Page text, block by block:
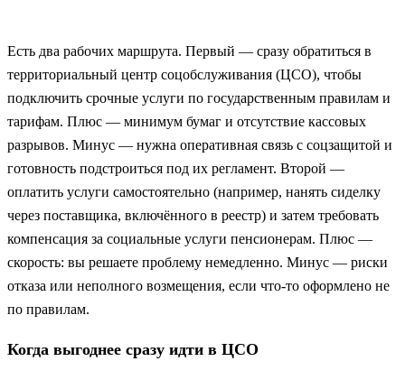
Есть два рабочих маршрута. Первый — сразу обратиться в
территориальный центр соцобслуживания (ЦСО), чтобы
подключить срочные услуги по государственным правилам и
тарифам. Плюс — минимум бумаг и отсутствие кассовых
разрывов. Минус — нужна оперативная связь с соцзащитой и
готовность подстроиться под их регламент. Второй —
оплатить услуги самостоятельно (например, нанять сиделку
через поставщика, включённого в реестр) и затем требовать
компенсация за социальные услуги пенсионерам. Плюс —
скорость: вы решаете проблему немедленно. Минус — риски
отказа или неполного возмещения, если что‑то оформлено не
по правилам.
Когда выгоднее сразу идти в ЦСО